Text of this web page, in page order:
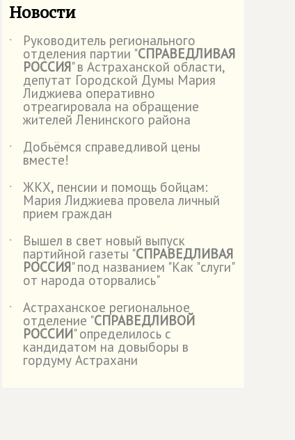
Новости
˙ Руководитель регионального
отделения партии "СПРАВЕДЛИВАЯ
РОССИЯ" в Астраханской области,
депутат Городской Думы Мария
Лиджиева оперативно
отреагировала на обращение
жителей Ленинского района
˙
Добьёмся справедливой цены
вместе!
˙
ЖКХ, пенсии и помощь бойцам:
Мария Лиджиева провела личный
прием граждан
˙
Вышел в свет новый выпуск
партийной газеты "СПРАВЕДЛИВАЯ
РОССИЯ" под названием "Как "слуги"
от народа оторвались"
˙
Астраханское региональное
отделение "СПРАВЕДЛИВОЙ
РОССИИ" определилось с
кандидатом на довыборы в
гордуму Астрахани